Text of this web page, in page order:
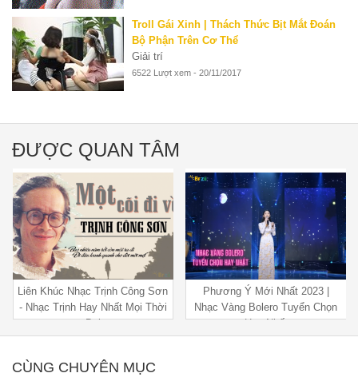
Troll Gái Xinh | Thách Thức Bịt Mắt Đoán
Bộ Phận Trên Cơ Thể
Giải trí
6522 Lượt xem - 20/11/2017
ĐƯỢC QUAN TÂM
Phương Ý Mới Nhất 2023 |
Nhạc Vàng Bolero Tuyển Chọn
Hay Nhất
Liên Khúc Nhạc Sống Thôn Quê
CÙNG CHUYÊN MỤC